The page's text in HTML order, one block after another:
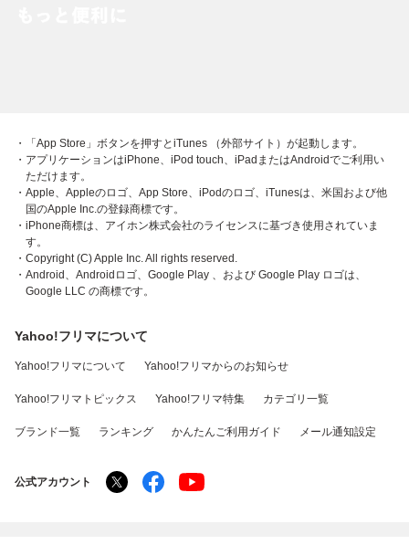
・「App Store」ボタンを押すとiTunes （外部サイト）が起動します。
・アプリケーションはiPhone、iPod touch、iPadまたはAndroidでご利用い
ただけます。
・Apple、Appleのロゴ、App Store、iPodのロゴ、iTunesは、米国および他
国のApple Inc.の登録商標です。
・iPhone商標は、アイホン株式会社のライセンスに基づき使用されていま
す。
・Copyright (C) Apple Inc. All rights reserved.
・Android、Androidロゴ、Google Play 、および Google Play ロゴは、
Google LLC の商標です。
Yahoo!フリマについて
Yahoo!フリマについて Yahoo!フリマからのお知らせ
Yahoo!フリマトピックス Yahoo!フリマ特集 カテゴリ一覧
ブランド一覧 ランキング かんたんご利用ガイド メール通知設定
公式アカウント